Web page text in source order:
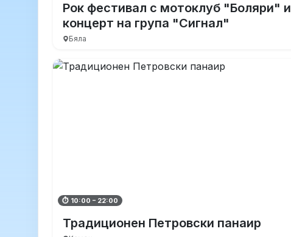
Рок фестивал с мотоклуб "Боляри" и
концерт на група "Сигнал"
Бяла
⏱ 10:00 – 22:00
Традиционен Петровски панаир